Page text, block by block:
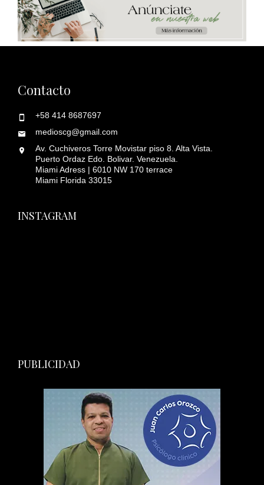
Contacto
+58 414 8687697
medioscg@gmail.com
Av. Cuchiveros Torre Movistar piso 8. Alta Vista.
Puerto Ordaz Edo. Bolivar. Venezuela.
Miami Adress | 6010 NW 170 terrace
Miami Florida 33015
INSTAGRAM
PUBLICIDAD